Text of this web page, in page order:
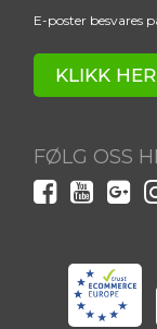
E-poster besvares
KLIKK
FØLG OSS
Ved å